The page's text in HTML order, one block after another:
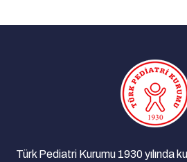
17/11/2019 - Manisa
Türk Pediatri Kurumu
21/12/2018 - Antalya
10/12/2018 - Şanlıurfa
Türk Pediatri Kurumu 1930 yılında